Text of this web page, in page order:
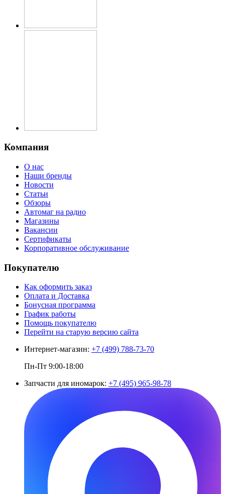
Компания
О нас
Наши бренды
Новости
Статьи
Обзоры
Автомаг на радио
Магазины
Вакансии
Сертификаты
Корпоративное обслуживание
Покупателю
Как оформить заказ
Оплата и Доставка
Бонусная программа
График работы
Помощь покупателю
Перейти на старую версию сайта
Интернет-магазин: +7 (499) 788-73-70
Пн-Пт 9:00-18:00
Запчасти для иномарок: +7 (495) 965-98-78